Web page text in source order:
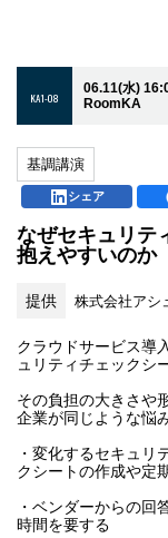
KA1-08
06.11(水)
RoomKA
基調講演
シェア
なぜセキュリテ
抱えやすいのか
提供 株式会社アシ
クラウドサービス導
ュリティチェックシ
その負担の大きさや
企業が同じような悩
・変化するセキュリ
クシートの作成や定
・ベンダーからの回
時間を要する